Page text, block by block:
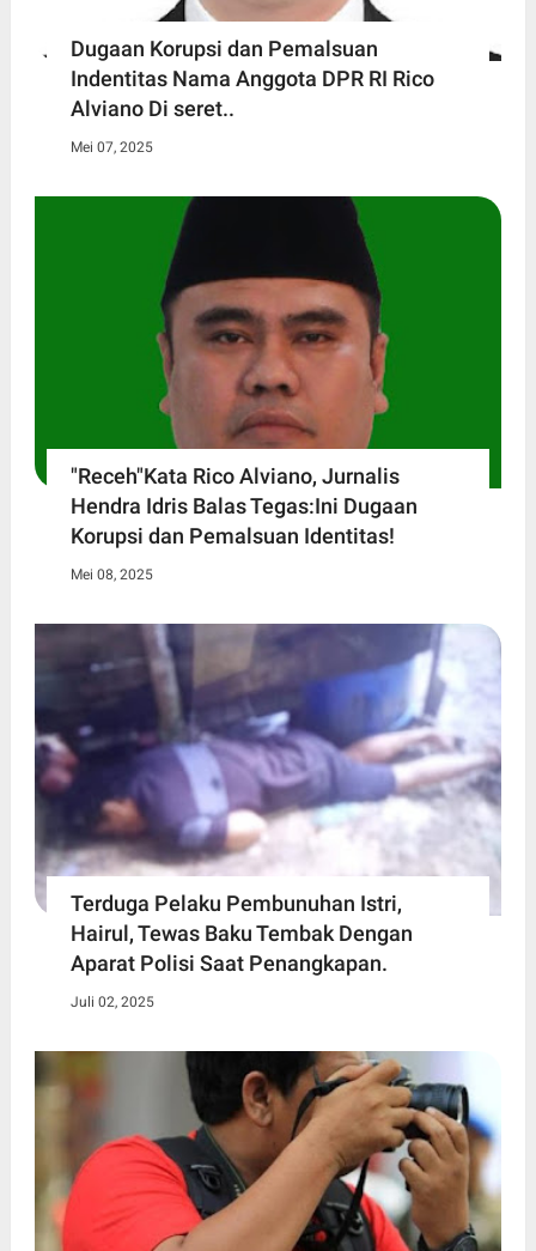
Dugaan Korupsi dan Pemalsuan
Indentitas Nama Anggota DPR RI Rico
Alviano Di seret..
Mei 07, 2025
"Receh"Kata Rico Alviano, Jurnalis
Hendra Idris Balas Tegas:Ini Dugaan
Korupsi dan Pemalsuan Identitas!
Mei 08, 2025
Terduga Pelaku Pembunuhan Istri,
Hairul, Tewas Baku Tembak Dengan
Aparat Polisi Saat Penangkapan.
Juli 02, 2025